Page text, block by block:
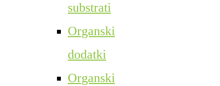
substrati
Organski
dodatki
Organski